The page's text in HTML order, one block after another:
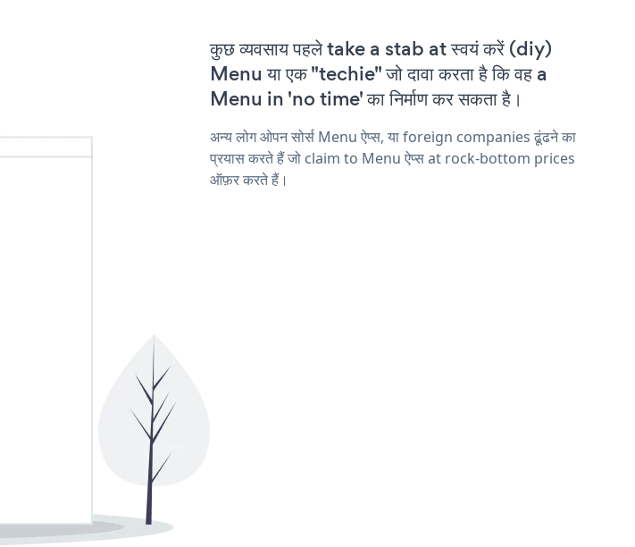
कुछ व्यवसाय पहले take a stab at स्वयं करें (diy)
Menu या एक "techie" जो दावा करता है कि वह a
Menu in 'no time' का निर्माण कर सकता है।
अन्य लोग ओपन सोर्स Menu ऐप्स, या foreign companies ढूंढने का
प्रयास करते हैं जो claim to Menu ऐप्स at rock-bottom prices
ऑफ़र करते हैं।